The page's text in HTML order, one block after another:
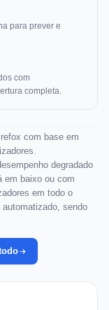
para prever e
com
completa.
com base em
degradado
em baixo ou com
em todo o
sendo